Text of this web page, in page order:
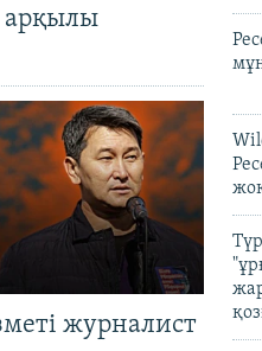
арқылы
журналист